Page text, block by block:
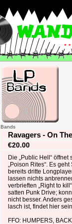
Bands
Ravagers - On
€20.00
Die „Public Hell“
„Poison Rites“. Es
bereits dritte
lassen nichts
verbrieften „Right to
satten Punk Drive;
nicht besser. Anders
lasch ist, findet hier
FFO: HUMPERS,